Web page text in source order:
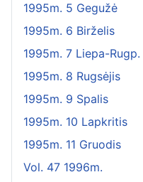
1995m. 5 Gegužė
1995m. 6 Birželis
1995m. 7 Liepa-Rugp.
1995m. 8 Rugsėjis
1995m. 9 Spalis
1995m. 10 Lapkritis
1995m. 11 Gruodis
Vol. 47 1996m.